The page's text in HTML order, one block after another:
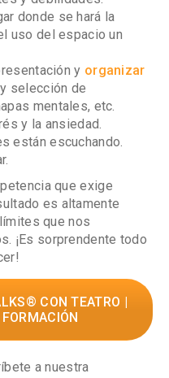
donde se hará la
uso del espacio un
y organizar
selección de
mentales, etc.
y la ansiedad.
están escuchando.
que exige
es altamente
que nos
¡Es sorprendente todo
CON TEATRO |
a nuestra